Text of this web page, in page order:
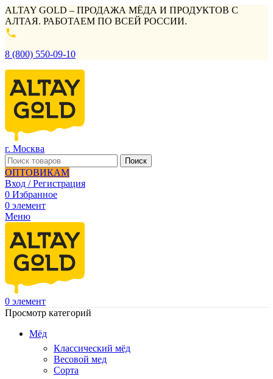
ALTAY GOLD – ПРОДАЖА МЁДА И ПРОДУКТОВ С
АЛТАЯ. РАБОТАЕМ ПО ВСЕЙ РОССИИ.
8 (800) 550-09-10
г. Москва
Поиск
ОПТОВИКАМ
Вход / Регистрация
0 Избранное
0 элемент
Меню
0 элемент
Просмотр категорий
Мёд
Классический мёд
Весовой мед
Сорта